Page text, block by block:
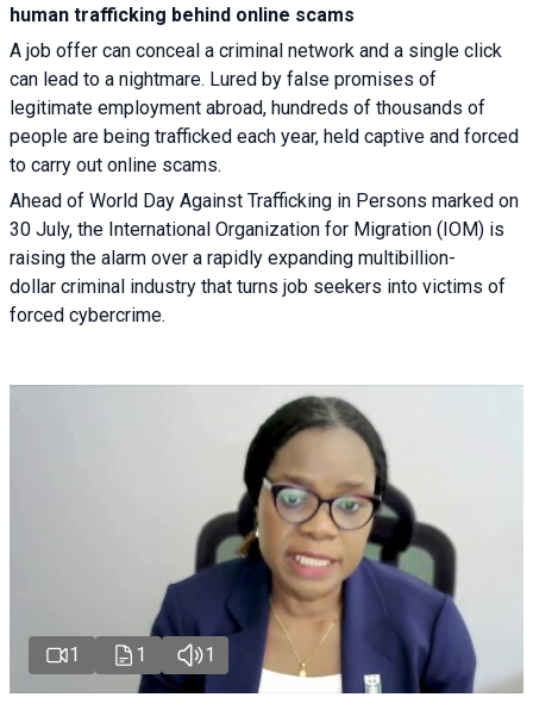
human trafficking behind online scams
A job offer can conceal a criminal network and a single click
can lead to a nightmare. Lured by false promises of
legitimate employment abroad, hundreds of thousands of
people are being trafficked each year, held captive and forced
to carry out online scams.
Ahead of World Day Against Trafficking in Persons marked on
30 July, the International Organization for Migration (IOM) is
raising the alarm over a rapidly expanding multibillion-
dollar criminal industry that turns job seekers into victims of
forced cybercrime.
1 1 1